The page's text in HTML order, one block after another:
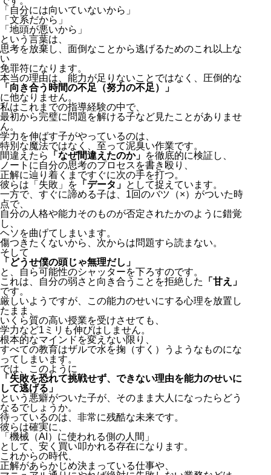
「自分には向いていないから」
「文系だから」
「地頭が悪いから」
という言葉は、
思考を放棄し、面倒なことから逃げるためのこれ以上な
い
免罪符になります。
本当の理由は、能力が足りないことではなく、圧倒的な
「向き合う時間の不足（努力の不足）」
に他なりません。
私はこれまでの指導経験の中で、
最初から完璧に問題を解ける子など見たことがありませ
ん。
学力を伸ばす子がやっているのは、
特別な魔法ではなく、至って泥臭い作業です。
間違えたら
「なぜ間違えたのか」 を徹底的に検証し、
ノートに自分の思考のプロセスを書き殴り、
正解に辿り着くまですぐに次の手を打つ。
彼らは「失敗」を 「データ」 として捉えています。
一方で、すぐに諦める子は、1回のバツ（×）がついた時
点で、
自分の人格や能力そのものが否定されたかのように錯覚
し、
ヘソを曲げてしまいます。
傷つきたくないから、次からは問題すら読まない。
そして
「どうせ僕の頭じゃ無理だし」
と、自ら可能性のシャッターを下ろすのです。
これは、自分の弱さと向き合うことを拒絶した
「甘え」
です。
厳しいようですが、この能力のせいにする心理を放置し
たまま、
いくら質の高い授業を受けさせても、
学力など1ミリも伸びはしません。
根本的なマインドを変えない限り、
すべての教育はザルで水を掬（すく）うようなものにな
ってしまいます。
では、このように
「失敗を恐れて挑戦せず、できない理由を能力のせいに
して逃げる」
という悪癖がついた子が、そのまま大人になったらどう
なるでしょうか。
待っているのは、非常に残酷な未来です。
彼らは確実に、
「機械（AI）に使われる側の人間」
として、安く買い叩かれる存在になります。
これからの時代、
正解があらかじめ決まっている仕事や、